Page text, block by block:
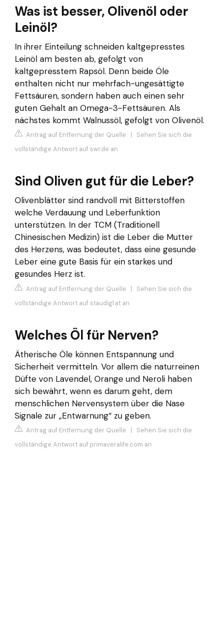
Was ist besser, Olivenöl oder
Leinöl?
In ihrer Einteilung schneiden kaltgepresstes
Leinöl am besten ab, gefolgt von
kaltgepresstem Rapsöl. Denn beide Öle
enthalten nicht nur mehrfach-ungesättigte
Fettsäuren, sondern haben auch einen sehr
guten Gehalt an Omega-3-Fettsäuren. Als
nächstes kommt Walnussöl, gefolgt von Olivenöl.
Antrag auf Entfernung der Quelle | Sehen Sie sich die
vollständige Antwort auf swr.de an
Sind Oliven gut für die Leber?
Olivenblätter sind randvoll mit Bitterstoffen
welche Verdauung und Leberfunktion
unterstützen. In der TCM (Traditionell
Chinesischen Medizin) ist die Leber die Mutter
des Herzens, was bedeutet, dass eine gesunde
Leber eine gute Basis für ein starkes und
gesundes Herz ist.
Antrag auf Entfernung der Quelle | Sehen Sie sich die
vollständige Antwort auf staudigl.at an
Welches Öl für Nerven?
Ätherische Öle können Entspannung und
Sicherheit vermitteln. Vor allem die naturreinen
Düfte von Lavendel, Orange und Neroli haben
sich bewährt, wenn es darum geht, dem
menschlichen Nervensystem über die Nase
Signale zur „Entwarnung“ zu geben.
Antrag auf Entfernung der Quelle | Sehen Sie sich die
vollständige Antwort auf primaveralife.com an